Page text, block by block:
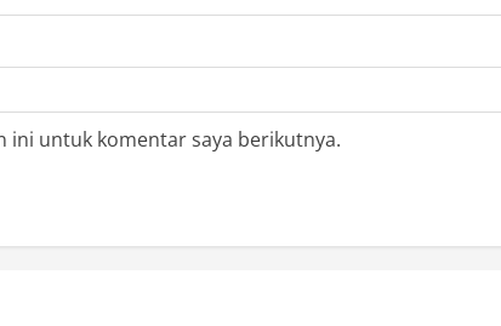
ini untuk komentar saya berikutnya.